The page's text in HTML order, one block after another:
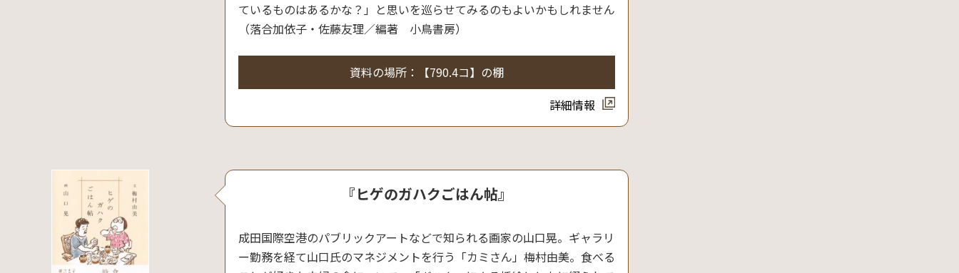
ているものはあるかな？」と思いを巡らせてみるのもよいかもしれません
（落合加依子・佐藤友理／編著 小鳥書房）
資料の場所：【790.4コ】の棚
詳細情報
『ヒゲのガハクごはん帖』
成田国際空港のパブリックアートなどで知られる画家の山口晃。ギャラリ
ー勤務を経て山口氏のマネジメントを行う「カミさん」梅村由美。食べる